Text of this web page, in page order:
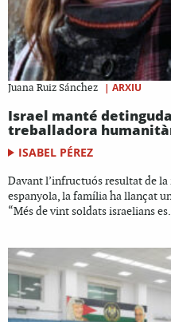
Juana Ruiz Sánchez | ARXIU
Israel manté
treballadora
ISABEL PÉREZ
Davant l’infructuós resultat de
espanyola, la família ha llançat
“Més de vint soldats israelians